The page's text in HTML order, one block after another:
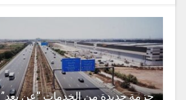
حزمة جديدة من الخدمات “عن بعد”